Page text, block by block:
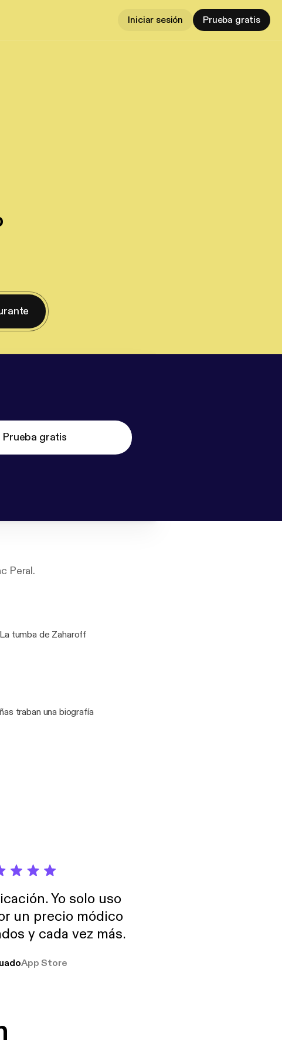
Iniciar sesión Prueba gratis
Prueba gratis
Peral.
tumba de Zaharoff
traban una biografía
Yo solo uso
un precio módico
y cada vez más.
App Store